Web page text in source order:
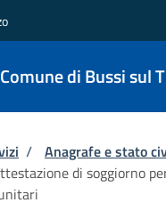
Comune di Bussi sul
di pane
/ Anagrafe e stato
di soggiorno